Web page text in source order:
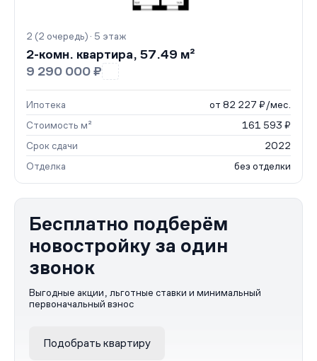
2 (2 очередь) · 5 этаж
2-комн. квартира, 57.49 м²
9 290 000 ₽
Ипотека
от 82 227 ₽/мес.
Стоимость м²
161 593 ₽
Срок сдачи
2022
Отделка
без отделки
Бесплатно подберём
новостройку за один
звонок
Выгодные акции, льготные ставки и минимальный
первоначальный взнос
Подобрать квартиру